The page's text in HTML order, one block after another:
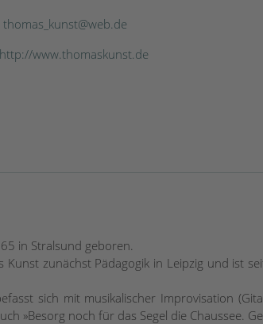
thomas_kunst@web.de
http://www.thomaskunst.de
in Stralsund geboren.
zunächst Pädagogik in Leipzig und ist
sich mit musikalischer Improvisation
»Besorg noch für das Segel die Chaussee.